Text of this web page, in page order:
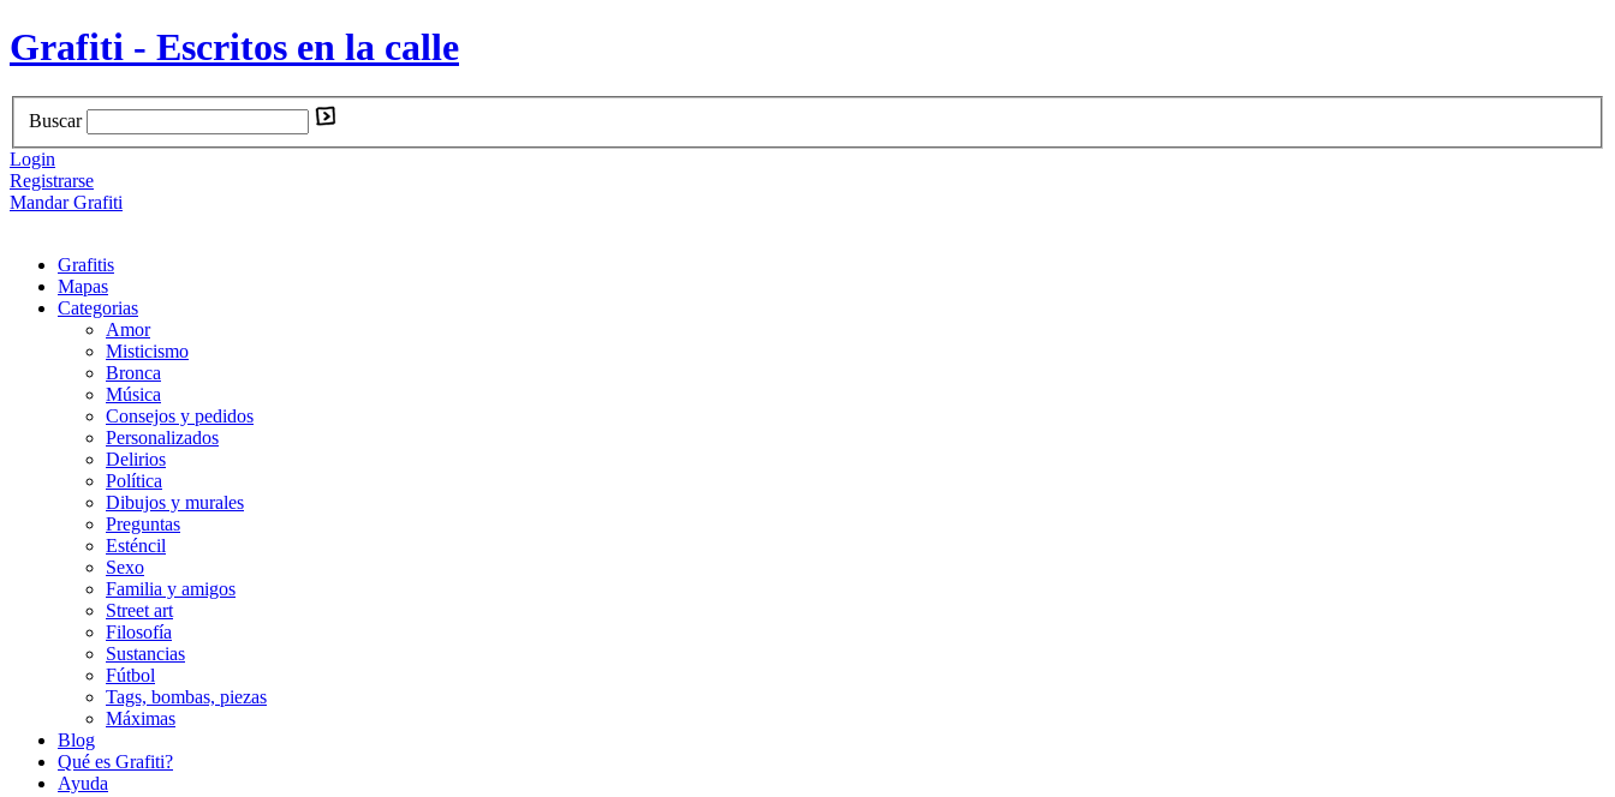
Grafiti - Escritos en la calle
Buscar
Login
Registrarse
Mandar Grafiti
Grafitis
Mapas
Categorias
Amor
Misticismo
Bronca
Música
Consejos y pedidos
Personalizados
Delirios
Política
Dibujos y murales
Preguntas
Esténcil
Sexo
Familia y amigos
Street art
Filosofía
Sustancias
Fútbol
Tags, bombas, piezas
Máximas
Blog
Qué es Grafiti?
Ayuda